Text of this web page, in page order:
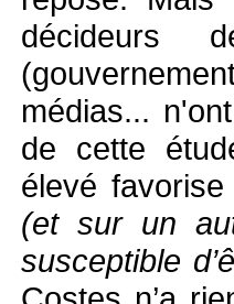
décideurs
médias...
de cette
élevé
(et sur un
susceptible